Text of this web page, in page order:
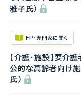
雅子氏）
FP・専門家に聞く
【介護・施設】要介
公的な高齢者向け
氏）